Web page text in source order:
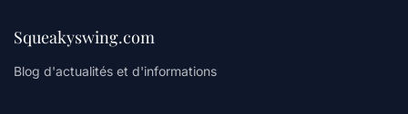
Squeakyswing.com
Blog d'actualités et d'informations